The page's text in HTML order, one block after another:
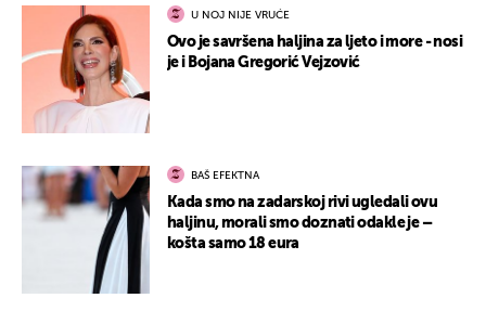
U NOJ NIJE VRUĆE
Ovo je savršena haljina za ljeto i more - nosi
je i Bojana Gregorić Vejzović
BAŠ EFEKTNA
Kada smo na zadarskoj rivi ugledali ovu
haljinu, morali smo doznati odakle je –
košta samo 18 eura